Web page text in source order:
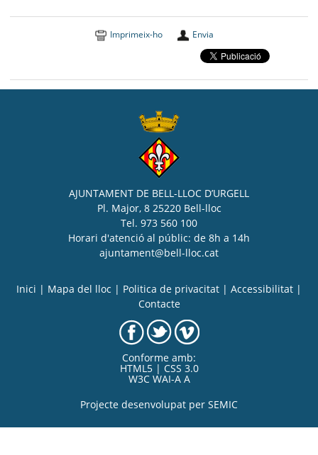
Imprimeix-ho Envia
AJUNTAMENT DE BELL-LLOC D’URGELL
Pl. Major, 8 25220 Bell-lloc
Tel. 973 560 100
Horari d'atenció al públic: de 8h a 14h
ajuntament@bell-lloc.cat
Inici | Mapa del lloc | Politica de privacitat | Accessibilitat |
Contacte
Conforme amb:
HTML5 | CSS 3.0
W3C WAI-A A
Projecte desenvolupat per SEMIC